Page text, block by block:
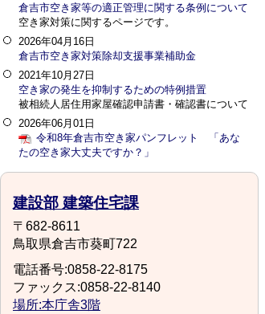
倉吉市空き家等の適正管理に関する条例について
空き家対策に関するページです。
2026年04月16日
倉吉市空き家対策除却支援事業補助金
2021年10月27日
空き家の発生を抑制するための特例措置
被相続人居住用家屋確認申請書・確認書について
2026年06月01日
令和8年倉吉市空き家パンフレット 「あな
たの空き家大丈夫ですか？」
建設部 建築住宅課
〒682-8611
鳥取県倉吉市葵町722
電話番号:0858-22-8175
ファックス:0858-22-8140
場所:本庁舎3階